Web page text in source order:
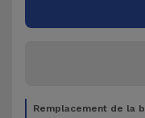
Accessoires
Remplacement de la